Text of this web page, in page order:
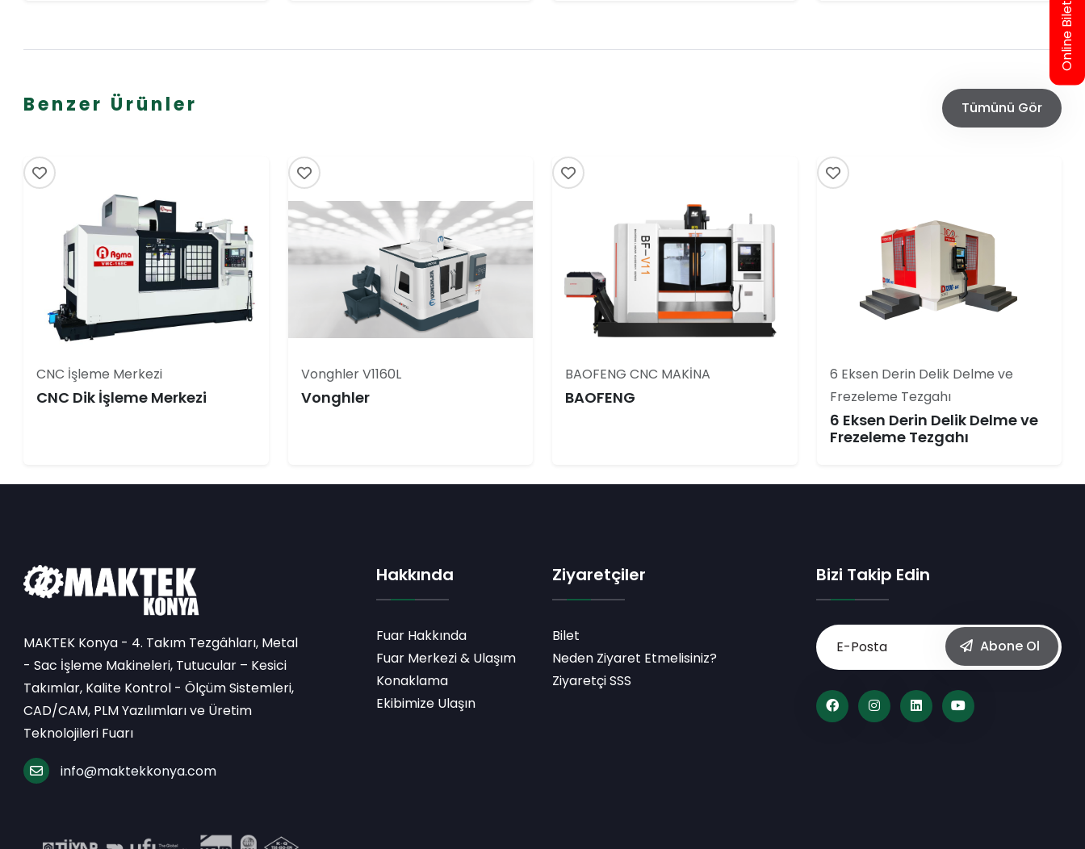
Benzer Ürünler Tümünü Gör
CNC İşleme Merkezi
CNC Dik İşleme Merkezi
Vonghler V1160L
Vonghler
BAOFENG CNC MAKİNA
BAOFENG
6 Eksen Derin Delik Delme ve
Frezeleme Tezgahı
6 Eksen Derin Delik Delme ve
Frezeleme Tezgahı
MAKTEK Konya - 4. Takım Tezgâhları, Metal
- Sac İşleme Makineleri, Tutucular – Kesici
Takımlar, Kalite Kontrol - Ölçüm Sistemleri,
CAD/CAM, PLM Yazılımları ve Üretim
Teknolojileri Fuarı
info@maktekkonya.com
Hakkında
Fuar Hakkında
Fuar Merkezi & Ulaşım
Konaklama
Ekibimize Ulaşın
Ziyaretçiler
Bilet
Neden Ziyaret Etmelisiniz?
Ziyaretçi SSS
Bizi Takip Edin
Abone Ol
Online Bilet Al